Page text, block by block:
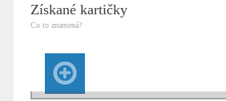
Získané kartičky
Co to znamená?